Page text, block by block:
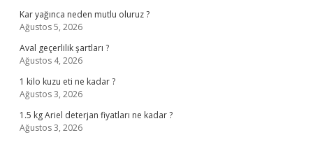
Kar yağınca neden mutlu oluruz ?
Ağustos 5, 2026
Aval geçerlilik şartları ?
Ağustos 4, 2026
1 kilo kuzu eti ne kadar ?
Ağustos 3, 2026
1.5 kg Ariel deterjan fiyatları ne kadar ?
Ağustos 3, 2026